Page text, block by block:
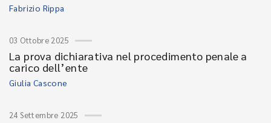
Fabrizio Rippa
03 Ottobre 2025
La prova dichiarativa nel procedimento penale a
carico dell’ente
Giulia Cascone
24 Settembre 2025